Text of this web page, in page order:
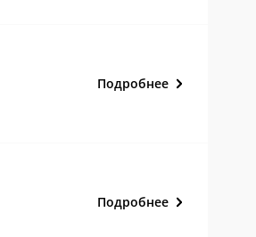
Подробнее
Подробнее